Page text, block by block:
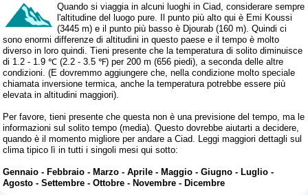
Quando si viaggia in alcuni luoghi in Ciad, considerare sempre
l'altitudine del luogo pure. Il punto più alto qui è Emi Koussi
(3445 m) e il punto più basso è Djourab (160 m). Quindi ci
sono enormi differenze di altitudini in questo paese e il tempo è molto
diverso in loro quindi. Tieni presente che la temperatura di solito diminuisce
di 1.2 - 1.9 ℃ (2.2 - 3.5 ℉) per 200 m (656 piedi), a seconda delle altre
condizioni. (E dovremmo aggiungere che, nella condizione molto speciale
chiamata inversione termica, anche la temperatura potrebbe essere più
elevata in altitudini maggiori).
Per favore, tieni presente che questa non è una previsione del tempo, ma le
informazioni sul solito tempo (media). Questo dovrebbe aiutarti a decidere,
quando è il momento migliore per andare a Ciad. Leggi maggiori dettagli sul
clima tipico lì in tutti i singoli mesi qui sotto:
Gennaio -Febbraio -Marzo -Aprile -Maggio -Giugno -Luglio -
Agosto -Settembre -Ottobre -Novembre -Dicembre